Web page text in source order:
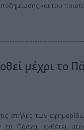
και του
μέχρι το
στήλες των
το Πάσχα, εκθέτει